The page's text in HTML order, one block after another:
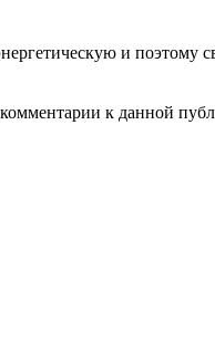
и
комментарии к данной